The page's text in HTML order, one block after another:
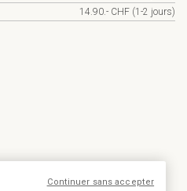
14.90.- CHF (1-2 jours)
Continuer sans accepter